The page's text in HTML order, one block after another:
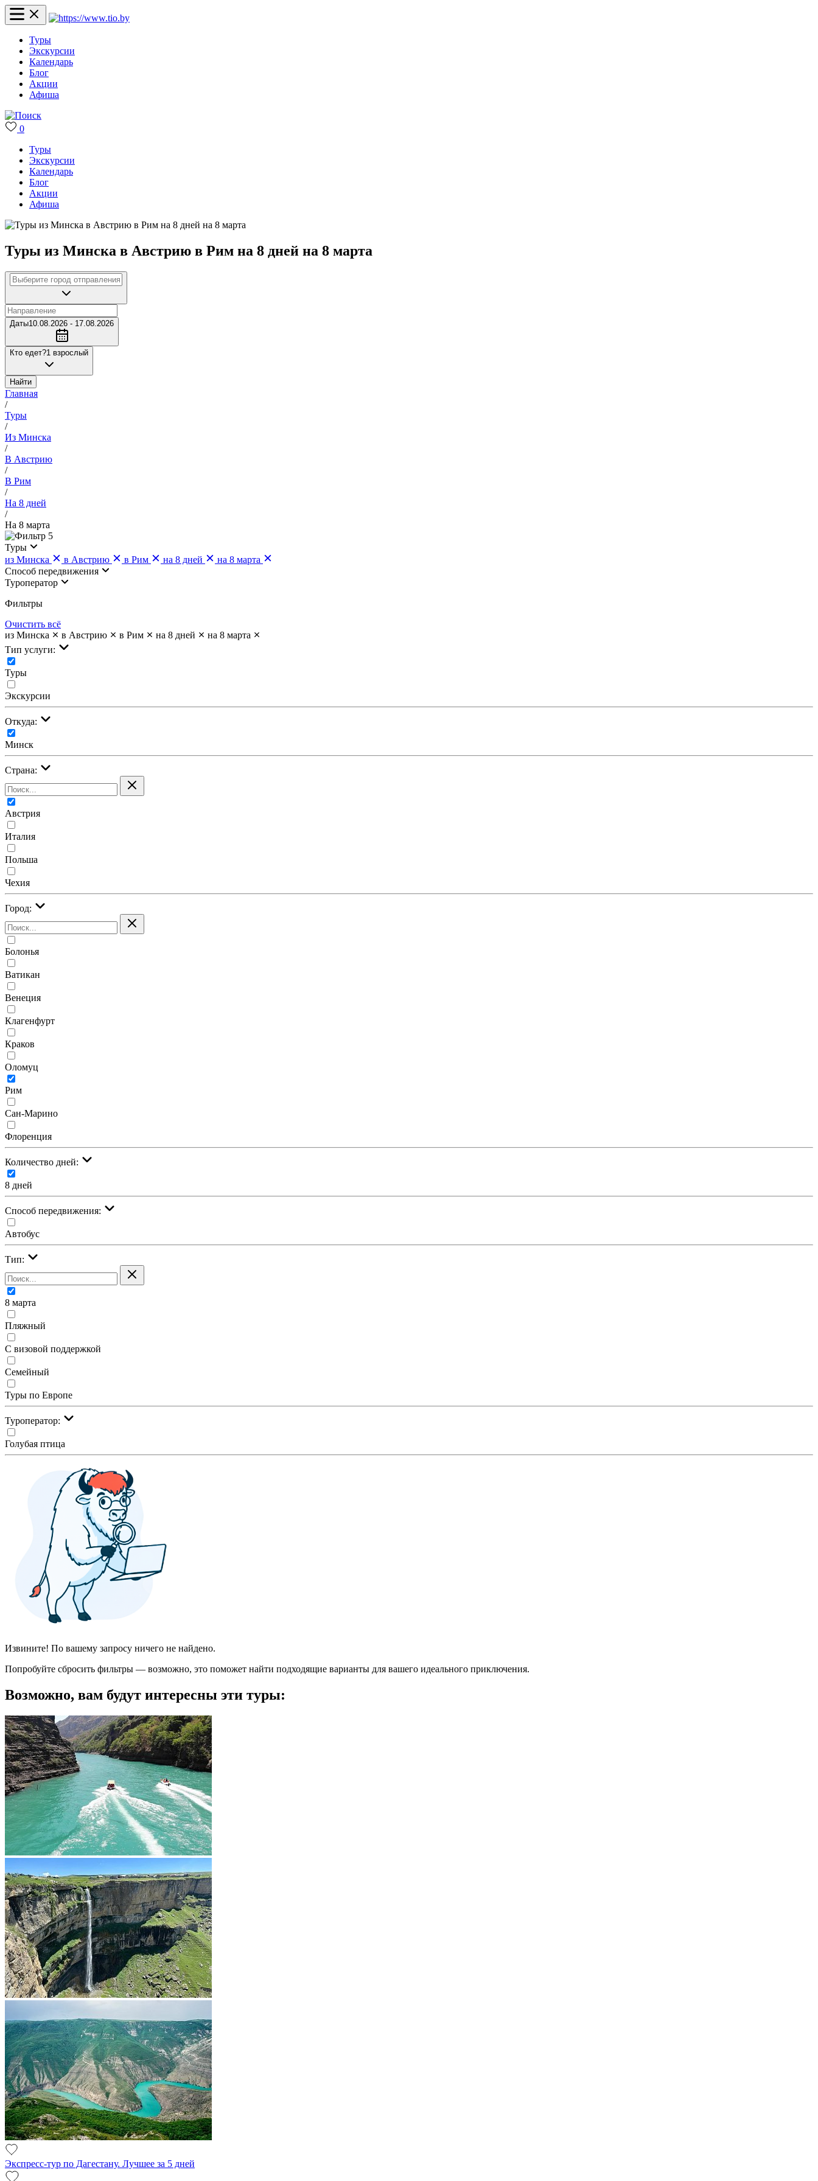
Туры
Экскурсии
Календарь
Блог
Акции
Афиша
0
Туры
Экскурсии
Календарь
Блог
Акции
Афиша
Туры из Минска в Австрию в Рим на 8 дней на 8 марта
Даты10.08.2026 - 17.08.2026
Кто едет?1 взрослый
Найти
Главная
/
Туры
/
Из Минска
/
В Австрию
/
В Рим
/
На 8 дней
/
На 8 марта
5
Туры
из Минска
в Австрию в Рим на 8 дней
на 8 марта
Cпособ передвижения
Туроператор
Фильтры
Очистить всё
из Минска
в Австрию в Рим на 8 дней
на 8 марта
Тип услуги:
Туры
Экскурсии
Откуда:
Минск
Страна:
Австрия
Италия
Польша
Чехия
Город:
Болонья
Ватикан
Венеция
Клагенфурт
Краков
Оломуц
Рим
Сан-Марино
Флоренция
Количество дней:
8 дней
Cпособ передвижения:
Автобус
Тип:
8 марта
Пляжный
С визовой поддержкой
Семейный
Туры по Европе
Туроператор:
Голубая птица
Извините! По вашему запросу ничего не найдено.
Попробуйте сбросить фильтры — возможно, это поможет найти подходящие варианты для вашего идеального приключения.
Возможно, вам будут интересны эти туры:
Экспресс-тур по Дагестану. Лучшее за 5 дней